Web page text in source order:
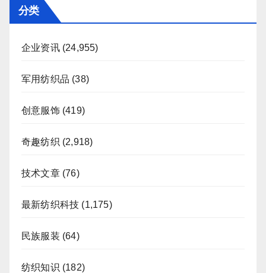
分类
企业资讯(24,955)
军用纺织品 (38)
创意服饰(419)
奇趣纺织 (2,918)
技术文章(76)
最新纺织科技 (1,175)
民族服装 (64)
纺织知识 (182)